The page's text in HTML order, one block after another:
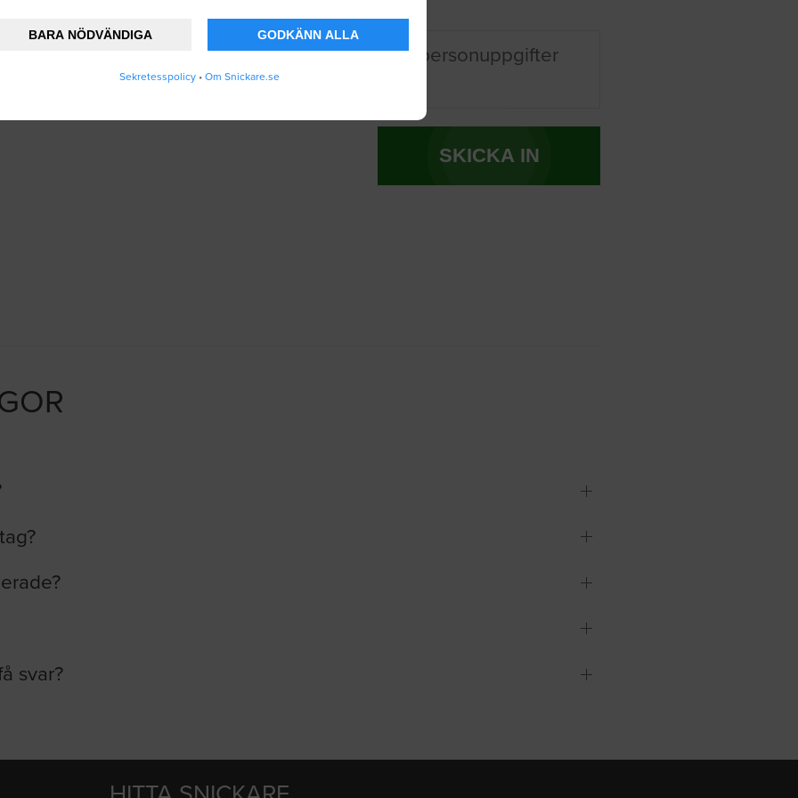
BARA NÖDVÄNDIGA GODKÄNN ALLA
Sekretesspolicy • Om Snickare.se
att Snickare.se lagrar och använder mina personuppgifter
.
SKICKA IN
svar?